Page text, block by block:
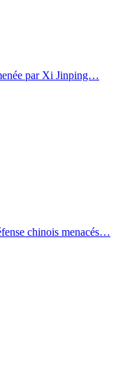
par Xi Jinping…
chinois menacés…